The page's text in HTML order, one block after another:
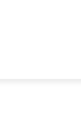
IITનો ટ્રેન્ડ